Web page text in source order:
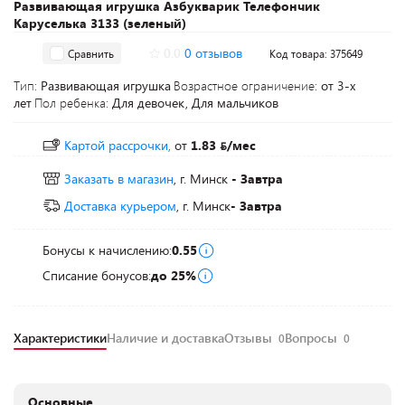
Развивающая игрушка Азбукварик Телефончик
Каруселька 3133 (зеленый)
Сравнить 0 отзывов Код товара: 375649
Тип: Развивающая игрушка Возрастное ограничение: от 3-х
лет Пол ребенка: Для девочек, Для мальчиков
Картой рассрочки, от 1.83
/мес
Заказать в магазин, г. Минск - Завтра
Доставка курьером, г. Минск- Завтра
Бонусы к начислению:0.55
Списание бонусов:до 25%
ХарактеристикиНаличие и доставкаОтзывы 0Вопросы 0